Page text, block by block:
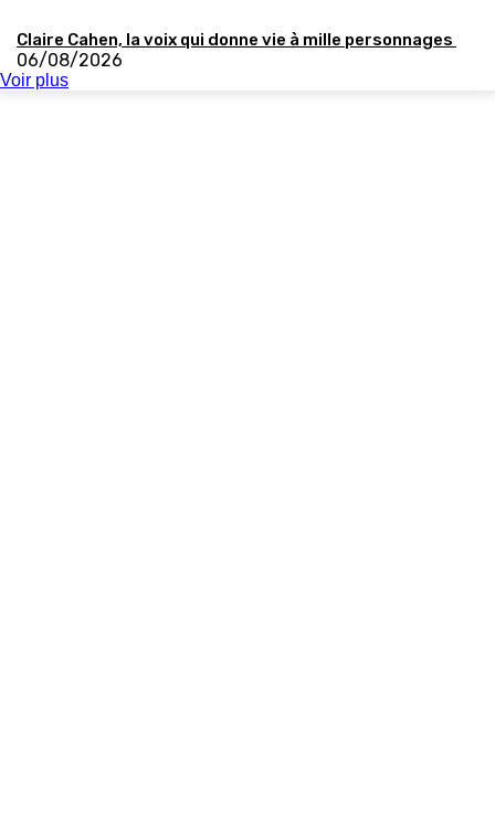
Claire Cahen, la voix qui donne vie à mille personnages
06/08/2026
Voir plus